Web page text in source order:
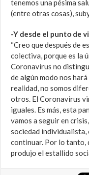
tenemos una pésima
(entre otras cosas),
-Y desde el punto de
“Creo que después de
colectiva, porque es la
Coronavirus no
de algún modo nos
realidad, no somos
otros. El Coronavirus
iguales. Es más, esta
vamos a seguir en
sociedad individualista,
continuar. Por lo tanto,
produjo el estallido